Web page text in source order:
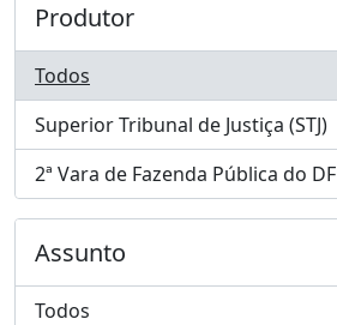
Produtor
Todos
Superior Tribunal de Justiça (STJ)
, 1 resultados
2ª Vara de Fazenda Pública do DF
, 1 resultados
Assunto
Todos